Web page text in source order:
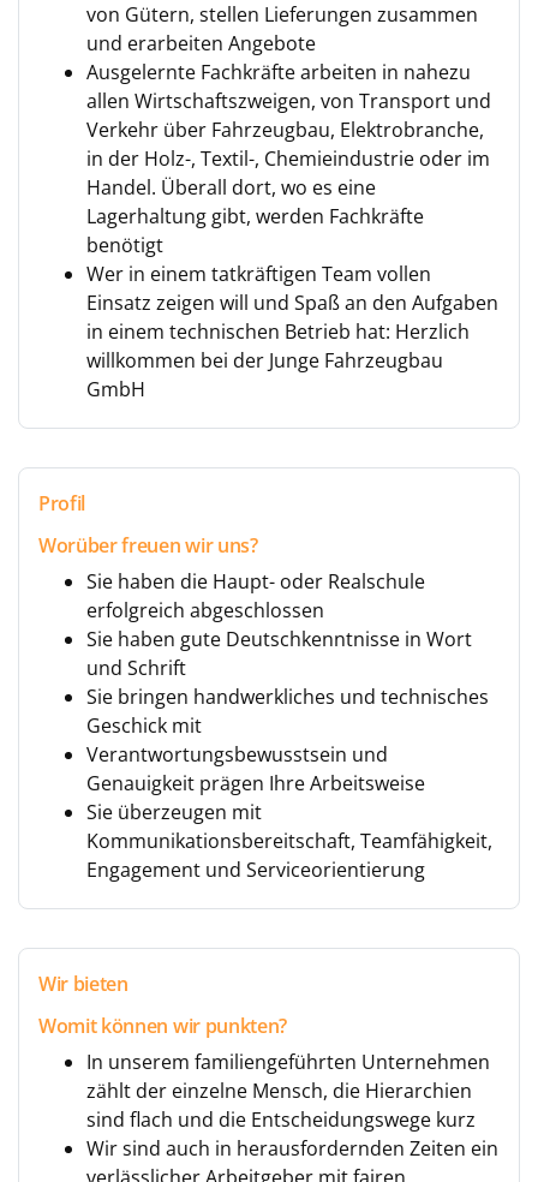
von Gütern, stellen Lieferungen zusammen
und erarbeiten Angebote
Ausgelernte Fachkräfte arbeiten in nahezu
allen Wirtschaftszweigen, von Transport und
Verkehr über Fahrzeugbau, Elektrobranche,
in der Holz-, Textil-, Chemieindustrie oder im
Handel. Überall dort, wo es eine
Lagerhaltung gibt, werden Fachkräfte
benötigt
Wer in einem tatkräftigen Team vollen
Einsatz zeigen will und Spaß an den Aufgaben
in einem technischen Betrieb hat: Herzlich
willkommen bei der Junge Fahrzeugbau
GmbH
Profil
Worüber freuen wir uns?
Sie haben die Haupt- oder Realschule
erfolgreich abgeschlossen
Sie haben gute Deutschkenntnisse in Wort
und Schrift
Sie bringen handwerkliches und technisches
Geschick mit
Verantwortungsbewusstsein und
Genauigkeit prägen Ihre Arbeitsweise
Sie überzeugen mit
Kommunikationsbereitschaft, Teamfähigkeit,
Engagement und Serviceorientierung
Wir bieten
Womit können wir punkten?
In unserem familiengeführten Unternehmen
zählt der einzelne Mensch, die Hierarchien
sind flach und die Entscheidungswege kurz
Wir sind auch in herausfordernden Zeiten ein